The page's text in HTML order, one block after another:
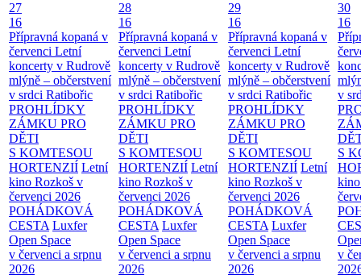
27
16
Přípravná kopaná v
červenci Letní
koncerty v Rudrově
mlýně – občerstvení
v srdci Ratibořic
PROHLÍDKY
ZÁMKU PRO
DĚTI
S KOMTESOU
HORTENZIÍ Letní
kino Rozkoš v
červenci 2026
POHÁDKOVÁ
CESTA Luxfer
Open Space
v červenci a srpnu
2026
28
16
Přípravná kopaná v
červenci Letní
koncerty v Rudrově
mlýně – občerstvení
v srdci Ratibořic
PROHLÍDKY
ZÁMKU PRO
DĚTI
S KOMTESOU
HORTENZIÍ Letní
kino Rozkoš v
červenci 2026
POHÁDKOVÁ
CESTA Luxfer
Open Space
v červenci a srpnu
2026
29
16
Přípravná kopaná v
červenci Letní
koncerty v Rudrově
mlýně – občerstvení
v srdci Ratibořic
PROHLÍDKY
ZÁMKU PRO
DĚTI
S KOMTESOU
HORTENZIÍ Letní
kino Rozkoš v
červenci 2026
POHÁDKOVÁ
CESTA Luxfer
Open Space
v červenci a srpnu
2026
30
16
v
S
v